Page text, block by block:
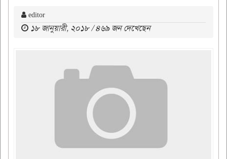
editor
১৮ জানুয়ারী, ২০১৮ / ৪৬৯ জন দেখেছেন